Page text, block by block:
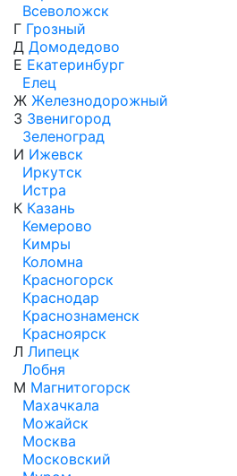
Всеволожск
Г Грозный
Д Домодедово
Е Екатеринбург
Елец
Ж Железнодорожный
З Звенигород
Зеленоград
И Ижевск
Иркутск
Истра
К Казань
Кемерово
Кимры
Коломна
Красногорск
Краснодар
Краснознаменск
Красноярск
Л Липецк
Лобня
М Магнитогорск
Махачкала
Можайск
Москва
Московский